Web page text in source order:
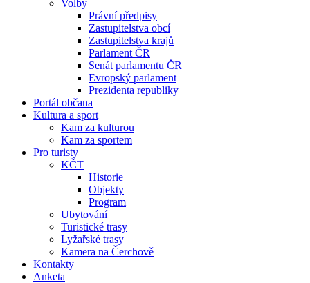
Volby
Právní předpisy
Zastupitelstva obcí
Zastupitelstva krajů
Parlament ČR
Senát parlamentu ČR
Evropský parlament
Prezidenta republiky
Portál občana
Kultura a sport
Kam za kulturou
Kam za sportem
Pro turisty
KČT
Historie
Objekty
Program
Ubytování
Turistické trasy
Lyžařské trasy
Kamera na Čerchově
Kontakty
Anketa